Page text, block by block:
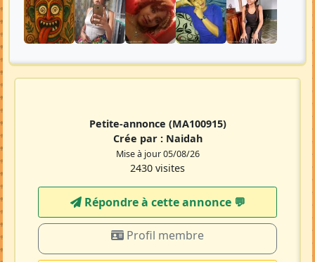
Petite-annonce (MA100915)
Crée par : Naidah
Mise à jour 05/08/26
2430 visites
Répondre à cette annonce 💬​
Profil membre